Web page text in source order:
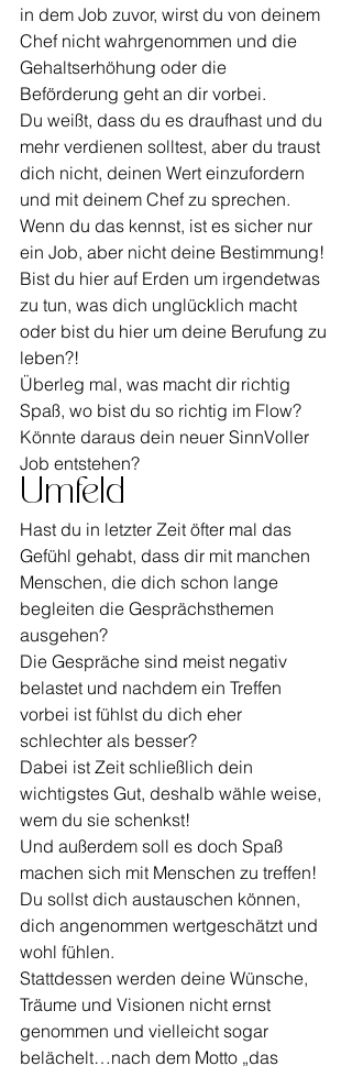
in dem Job zuvor, wirst du von deinem
Chef nicht wahrgenommen und die
Gehaltserhöhung oder die
Beförderung geht an dir vorbei.
Du weißt, dass du es draufhast und du
mehr verdienen solltest, aber du traust
dich nicht, deinen Wert einzufordern
und mit deinem Chef zu sprechen.
Wenn du das kennst, ist es sicher nur
ein Job, aber nicht deine Bestimmung!
Bist du hier auf Erden um irgendetwas
zu tun, was dich unglücklich macht
oder bist du hier um deine Berufung zu
leben?!
Überleg mal, was macht dir richtig
Spaß, wo bist du so richtig im Flow?
Könnte daraus dein neuer SinnVoller
Job entstehen?
Umfeld
Hast du in letzter Zeit öfter mal das
Gefühl gehabt, dass dir mit manchen
Menschen, die dich schon lange
begleiten die Gesprächsthemen
ausgehen?
Die Gespräche sind meist negativ
belastet und nachdem ein Treffen
vorbei ist fühlst du dich eher
schlechter als besser?
Dabei ist Zeit schließlich dein
wichtigstes Gut, deshalb wähle weise,
wem du sie schenkst!
Und außerdem soll es doch Spaß
machen sich mit Menschen zu treffen!
Du sollst dich austauschen können,
dich angenommen wertgeschätzt und
wohl fühlen.
Stattdessen werden deine Wünsche,
Träume und Visionen nicht ernst
genommen und vielleicht sogar
belächelt…nach dem Motto „das